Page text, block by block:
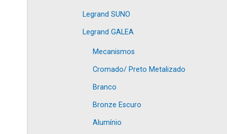
Legrand SUNO
Legrand GALEA
Mecanismos
Cromado/ Preto Metalizado
Branco
Bronze Escuro
Alumínio